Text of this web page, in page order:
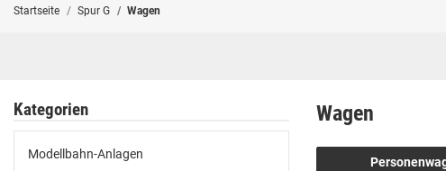
Startseite Spur G Wagen
Wagen
Kategorien
Modellbahn-Anlagen